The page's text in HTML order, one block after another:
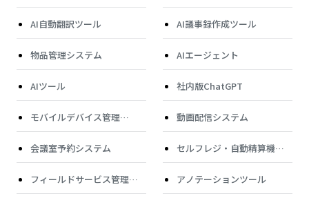
システム
AI自動翻訳ツール AI議事録作成ツール
物品管理システム AIエージェント
AIツール 社内版ChatGPT
モバイルデバイス管理
（MDM）
動画配信システム
会議室予約システム セルフレジ・自動精算機・
券売機
フィールドサービス管理 アノテーションツール